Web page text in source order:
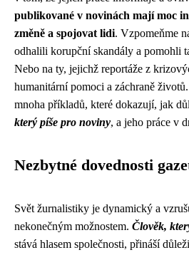
publikované v novinách mají moc
změně a spojovat lidi. Vzpomeňme
odhalili korupční skandály a pomohli
Nebo na ty, jejichž reportáže z
humanitární pomoci a záchraně
mnoha příkladů, které dokazují, jak
který píše pro noviny, a jeho práce v
Nezbytné dovednosti
Svět žurnalistiky je dynamický a
nekonečným možnostem. Člověk,
stává hlasem společnosti, přináší